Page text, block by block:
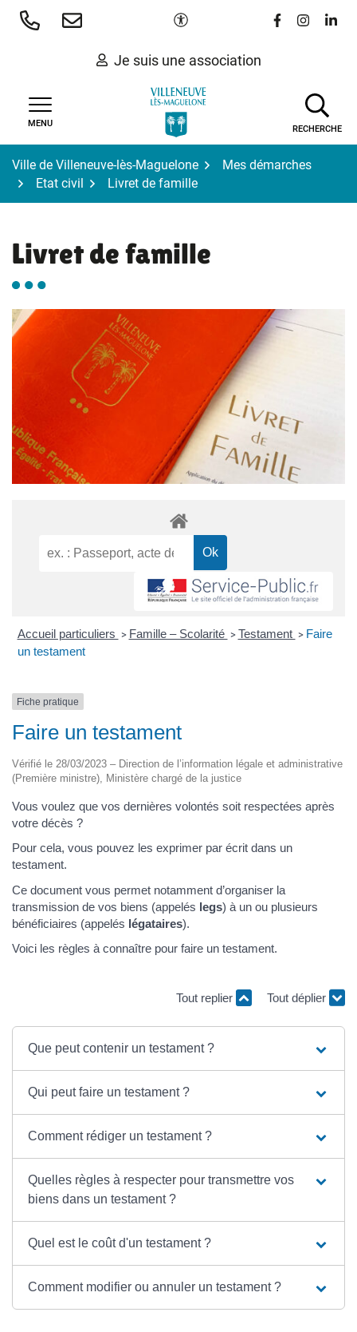
Aller
Paramètres d'accessibilité
Lien vers le
Lien vers
Lien
Je suis une association
MENU
RECHERCHE
Ville de Villeneuve-lès-Maguelone
Mes démarches
Etat civil
Livret de famille
Livret de famille
Accueil particuliers > Famille – Scolarité > Testament > Faire
un testament
Fiche pratique
Faire un testament
Vérifié le 28/03/2023 – Direction de l’information légale et administrative
(Première ministre), Ministère chargé de la justice
Vous voulez que vos dernières volontés soit respectées après
votre décès ?
Pour cela, vous pouvez les exprimer par écrit dans un
testament.
Ce document vous permet notamment d’organiser la
transmission de vos biens (appelés legs) à un ou plusieurs
bénéficiaires (appelés légataires).
Voici les règles à connaître pour faire un testament.
Tout replier
Tout déplier
Que peut contenir un testament ?
Qui peut faire un testament ?
Comment rédiger un testament ?
Quelles règles à respecter pour transmettre vos
biens dans un testament ?
Quel est le coût d'un testament ?
Comment modifier ou annuler un testament ?